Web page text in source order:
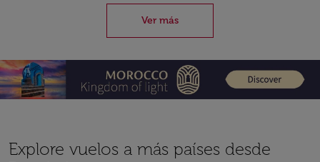
Ver más
Explore vuelos a más países desde